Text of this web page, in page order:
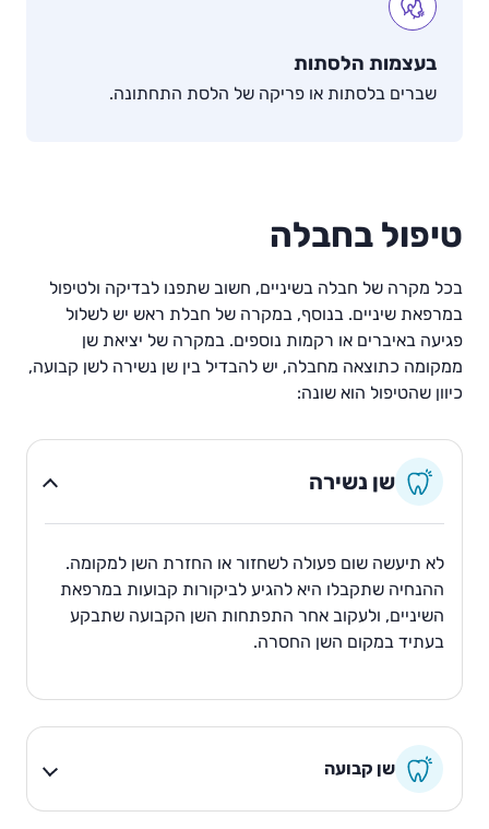
בעצמות הלסתות
שברים בלסתות או פריקה של הלסת התחתונה.
טיפול בחבלה
בכל מקרה של חבלה בשיניים, חשוב שתפנו לבדיקה ולטיפול
במרפאת שיניים. בנוסף, במקרה של חבלת ראש יש לשלול
פגיעה באיברים או רקמות נוספים. במקרה של יציאת שן
ממקומה כתוצאה מחבלה, יש להבדיל בין שן נשירה לשן קבועה,
כיוון שהטיפול הוא שונה:
שן נשירה
לא תיעשה שום פעולה לשחזור או החזרת השן למקומה.
ההנחיה שתקבלו היא להגיע לביקורות קבועות במרפאת
השיניים, ולעקוב אחר התפתחות השן הקבועה שתבקע
בעתיד במקום השן החסרה.
שן קבועה